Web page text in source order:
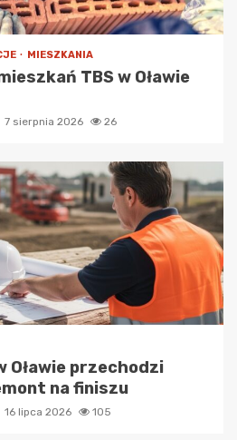
MIESZKANIA
TBS w Oławie
7 sierpnia 2026 26
Oławie przechodzi
na finiszu
16 lipca 2026 105